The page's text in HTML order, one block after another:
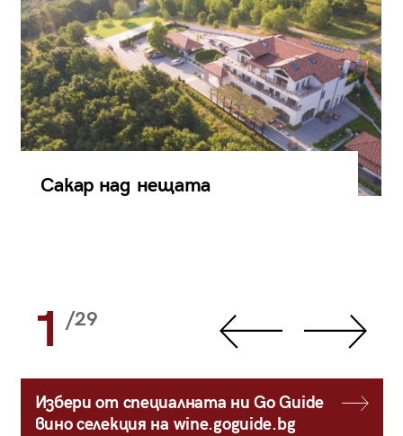
Сакар над нещата
1 /29
Избери от специалната ни Go Guide
вино селекция на wine.goguide.bg